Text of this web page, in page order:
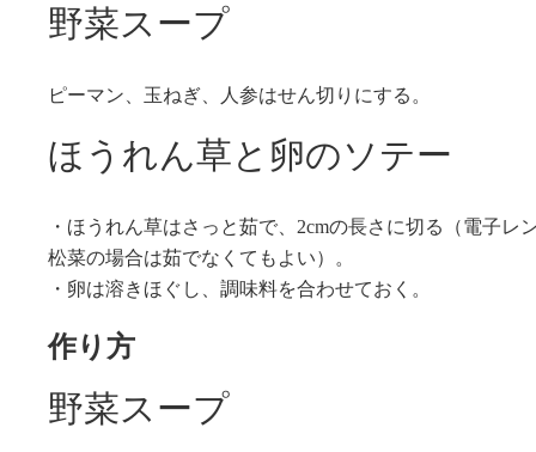
野菜スープ
ピーマン、玉ねぎ、人参はせん切りにする。
ほうれん草と卵のソテー
・ほうれん草はさっと茹で、2cmの長さに切る（電子レ
松菜の場合は茹でなくてもよい）。
・卵は溶きほぐし、調味料を合わせておく。
作り方
野菜スープ